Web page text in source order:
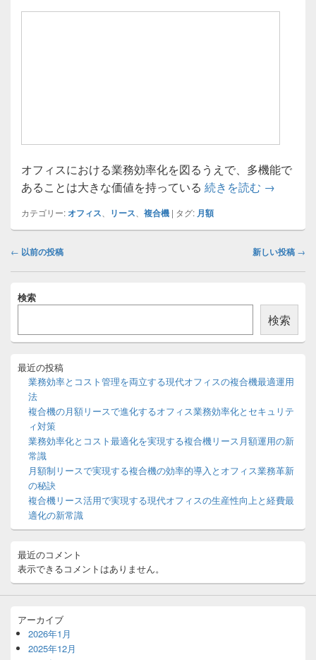
オフィスにおける業務効率化を図るうえで、多機能で
あることは大きな価値を持っている 続きを読む 複合機リ
→
カテゴリー:オフィス リース 複合機 | タグ: 月額
投
ビ
ゲ
シ
ン
← 以前の投稿 新しい投稿 →
イ
イ
バ
検索
検索
最近の投稿
業務効率とコスト管理を両立する現代オフィスの複合機最適運用
法
複合機の月額リースで進化するオフィス業務効率化とセキュリテ
ィ対策
業務効率化とコスト最適化を実現する複合機リース月額運用の新
常識
月額制リースで実現する複合機の効率的導入とオフィス業務革新
の秘訣
複合機リース活用で実現する現代オフィスの生産性向上と経費最
適化の新常識
最近のコメント
表示できるコメントはありません。
アーカイブ
2026年1月
2025年12月